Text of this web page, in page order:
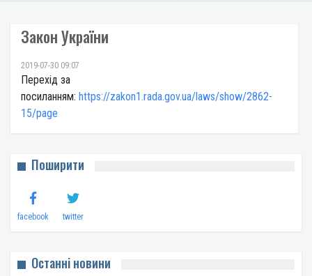
Закон України
2019-07-30 09:07
Перехід за
посиланням: https://zakon1.rada.gov.ua/laws/show/2862-
15/page
Поширити
facebook twitter
Останні новини